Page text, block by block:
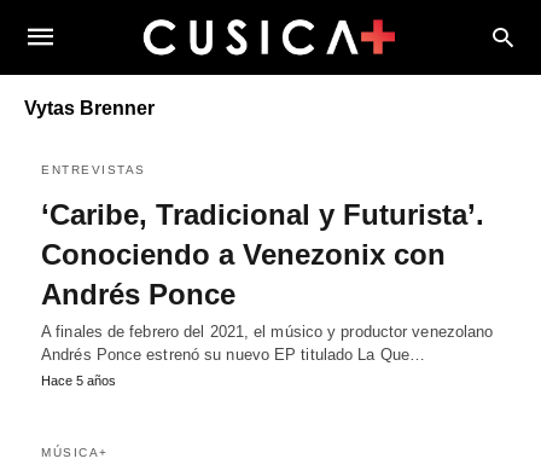
Vytas Brenner
ENTREVISTAS
‘Caribe, Tradicional y Futurista’.
Conociendo a Venezonix con
Andrés Ponce
A finales de febrero del 2021, el músico y productor venezolano
Andrés Ponce estrenó su nuevo EP titulado La Que…
Hace 5 años
MÚSICA+